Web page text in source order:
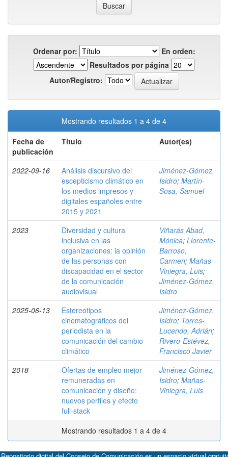
Ordenar por:
En orden:
Resultados por página
Autor/Registro:
Mostrando resultados 1 a 4 de 4
Fecha de
publicación
Título Autor(es)
2022-09-16
Análisis discursivo del
escepticismo climático en
los medios impresos y
digitales españoles entre
2015 y 2021
Jiménez-Gómez,
Isidro; Martín-
Sosa, Samuel
2023
Diversidad y cultura
inclusiva en las
organizaciones: la opinión
de las personas con
discapacidad en el sector
de la comunicación
audiovisual
Viñarás Abad,
Mónica; Llorente-
Barroso,
Carmen; Mañas-
Viniegra, Luis;
Jiménez-Gómez,
Isidro
2025-06-13
Estereotipos
cinematográficos del
periodista en la
comunicación del cambio
climático
Jiménez-Gómez,
Isidro; Torres-
Lucendo, Adrián;
Rivero-Estévez,
Francisco Javier
2018
Ofertas de empleo mejor
remuneradas en
comunicación y diseño:
nuevos perfiles y efecto
full-stack
Jiménez-Gómez,
Isidro; Mañas-
Viniegra, Luis
Mostrando resultados 1 a 4 de 4